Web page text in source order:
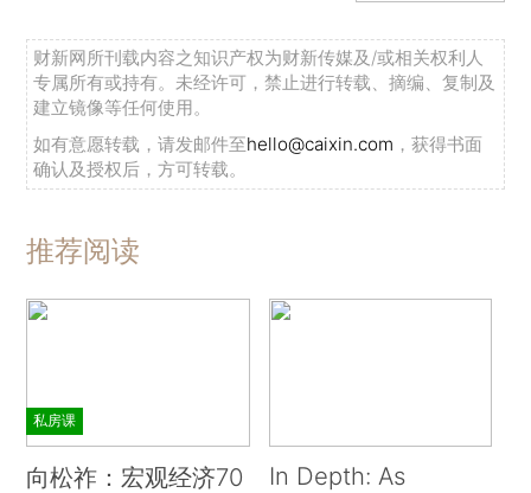
财新网所刊载内容之知识产权为财新传媒及/或相关权利人
专属所有或持有。未经许可，禁止进行转载、摘编、复制及
建立镜像等任何使用。
如有意愿转载，请发邮件至hello@caixin.com ，获得书面
确认及授权后，方可转载。
推荐阅读
私房课
向松祚：宏观经济70
In Depth: As